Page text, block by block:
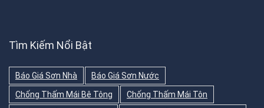
Tìm Kiếm Nổi Bật
Báo Giá Sơn Nhà
Báo Giá Sơn Nước
Chống Thấm Mái Bê Tông
Chống Thấm Mái Tôn